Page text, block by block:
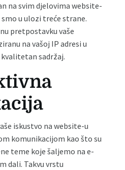
na svim djelovima website-
u ulozi treće strane.
pretpostavku vaše
na vašoj IP adresi u
sadržaj.
iskustvo na website-u
komunikacijom kao što su
teme koje šaljemo na e-
dali. Takvu vrstu